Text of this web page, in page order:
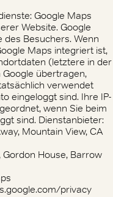
Google Maps
Website. Google
Besuchers. Wenn
Maps integriert ist,
(letztere in der
Google übertragen,
verwendet
eingeloggt sind. Ihre IP-
wenn Sie beim
sind. Dienstanbieter:
Mountain View, CA
Gordon House, Barrow
privacy